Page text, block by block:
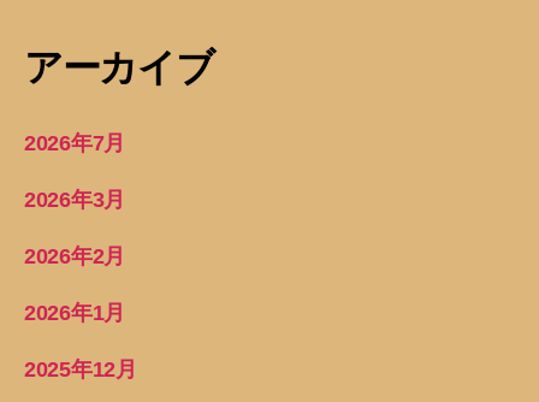
アーカイブ
2026年7月
2026年3月
2026年2月
2026年1月
2025年12月